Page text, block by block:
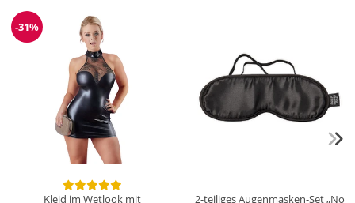
Reduzierung
-31%
Kleid im Wetlook mit
2-teiliges Augenmasken-Set „No